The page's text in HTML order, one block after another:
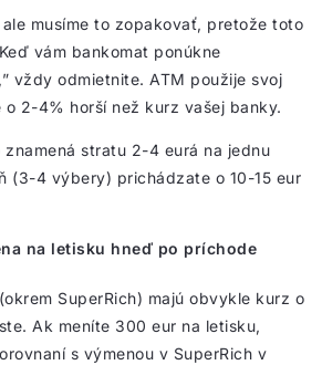
musíme to zopakovať, pretože toto
vám bankomat ponúkne
vždy odmietnite. ATM použije svoj
2-4% horší než kurz vašej banky.
stratu 2-4 eurá na jednu
(3-4 výbery) prichádzate o 10-15 eur
na letisku hneď po príchode
SuperRich) majú obvykle kurz o
Ak meníte 300 eur na letisku,
s výmenou v SuperRich v